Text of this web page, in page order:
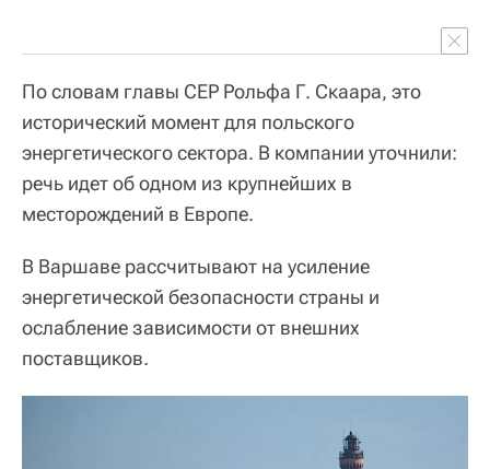
По словам главы CEP Рольфа Г. Скаара, это
исторический момент для польского
энергетического сектора. В компании уточнили:
речь идет об одном из крупнейших в
месторождений в Европе.
В Варшаве рассчитывают на усиление
энергетической безопасности страны и
ослабление зависимости от внешних
поставщиков.